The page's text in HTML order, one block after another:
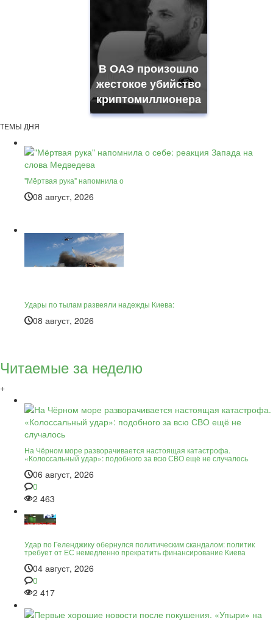
В ОАЭ произошло
жестокое убийство
криптомиллионера
ТЕМЫ ДНЯ
"Мёртвая рука" напомнила о
08 август, 2026
Удары по тылам развеяли надежды Киева:
08 август, 2026
Читаемые за неделю
+
На Чёрном море разворачивается настоящая катастрофа.
«Колоссальный удар»: подобного за всю СВО ещё не случалось
06 август, 2026
0
2 463
Удар по Геленджику обернулся политическим скандалом: политик
требует от ЕС немедленно прекратить финансирование Киева
04 август, 2026
0
2 417